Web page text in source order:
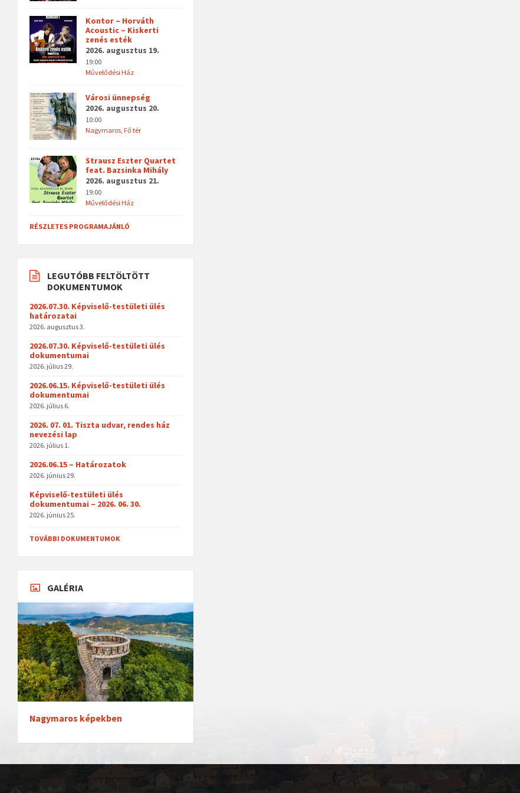
Kontor – Horváth
Acoustic – Kiskerti
zenés esték
2026. augusztus 19.
19:00
Művelődési Ház
Városi ünnepség
2026. augusztus 20.
10:00
Nagymaros, Fő tér
Strausz Eszter Quartet
feat. Bazsinka Mihály
2026. augusztus 21.
19:00
Művelődési Ház
RÉSZLETES PROGRAMAJÁNLÓ
LEGUTÓBB FELTÖLTÖTT
DOKUMENTUMOK
2026.07.30. Képviselő-testületi ülés
határozatai
2026. augusztus 3.
2026.07.30. Képviselő-testületi ülés
dokumentumai
2026. július 29.
2026.06.15. Képviselő-testületi ülés
dokumentumai
2026. július 6.
2026. 07. 01. Tiszta udvar, rendes ház
nevezési lap
2026. július 1.
2026.06.15 – Határozatok
2026. június 29.
Képviselő-testületi ülés
dokumentumai – 2026. 06. 30.
2026. június 25.
TOVÁBBI DOKUMENTUMOK
GALÉRIA
Nagymaros képekben